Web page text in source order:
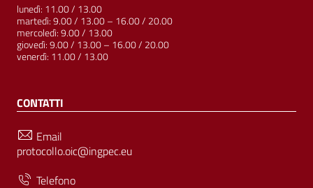
lunedì: 11.00 / 13.00
martedì: 9.00 / 13.00 – 16.00 / 20.00
mercoledì: 9.00 / 13.00
giovedì: 9.00 / 13.00 – 16.00 / 20.00
venerdì: 11.00 / 13.00
CONTATTI
Email
protocollo.oic@ingpec.eu
Telefono